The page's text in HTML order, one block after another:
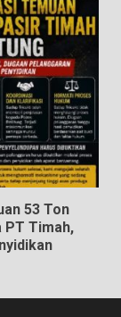
53 Ton
PT Timah,